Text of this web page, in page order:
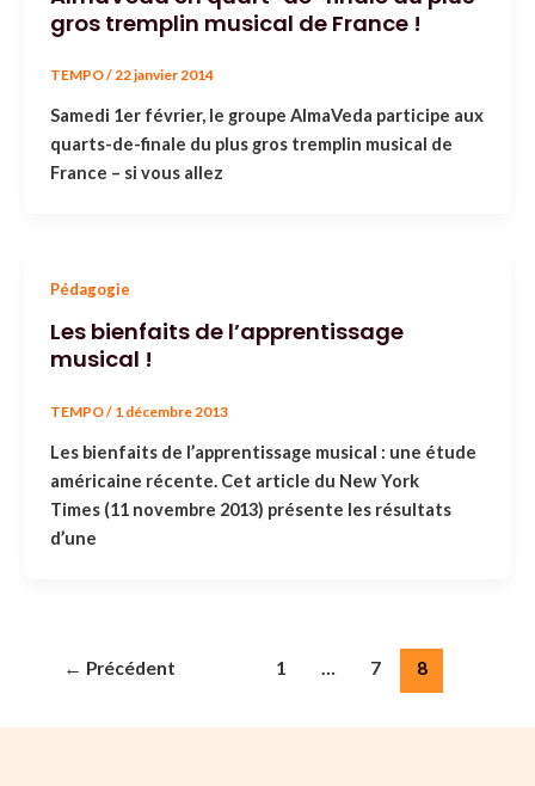
gros tremplin musical de France !
TEMPO/22 janvier 2014
Samedi 1er février, le groupe AlmaVeda participe aux
quarts-de-finale du plus gros tremplin musical de
France – si vous allez
Pédagogie
Les bienfaits de l’apprentissage
musical !
TEMPO/ 1 décembre 2013
Les bienfaits de l’apprentissage musical : une étude
américaine récente. Cet article du New York
Times (11 novembre 2013) présente les résultats
d’une
← Précédent 1 … 7 8